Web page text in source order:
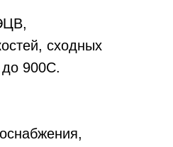
сходных
до 900С.